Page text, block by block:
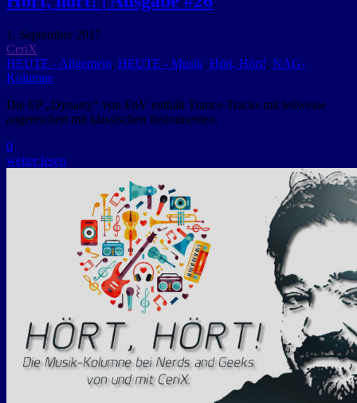
1. September 2017
CeriX
HEUTE - Allgemein, HEUTE - Musik, Hört, Hört!, NAG-
Kolumne
Die EP „Dynasty“ von EnV enthält Trance-Tracks mit teilweise
angereichert mit klassischen Instrumenten.
0
weiter lesen